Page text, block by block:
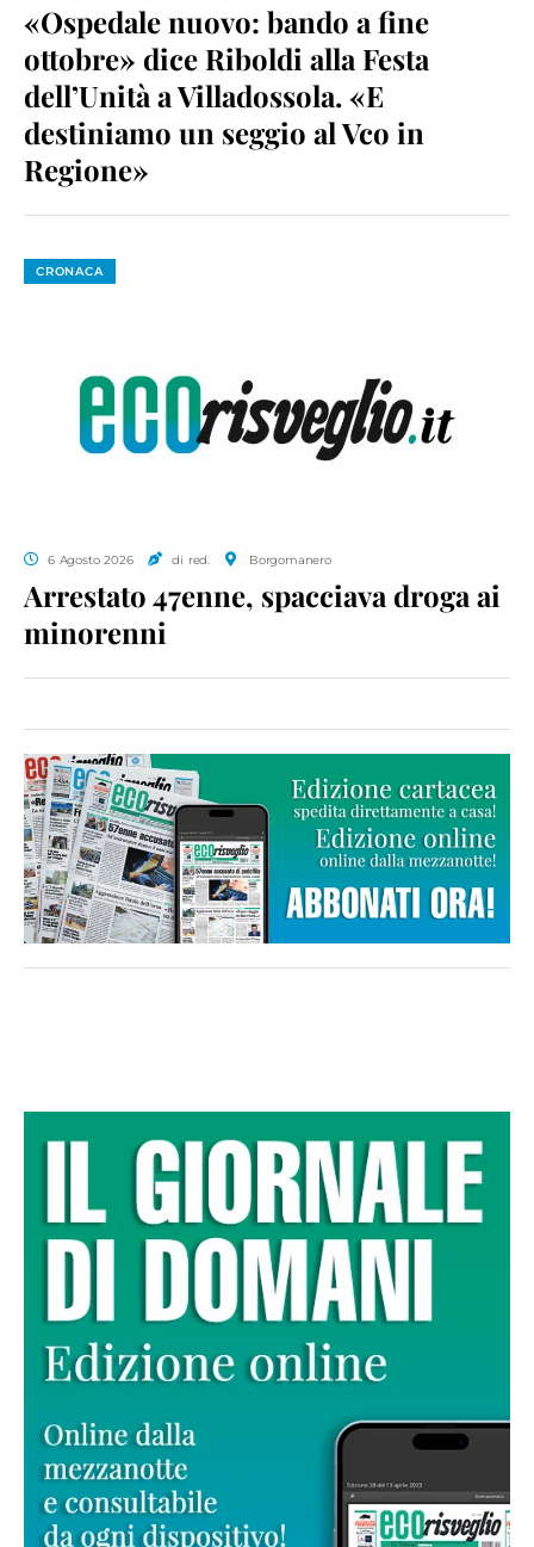
«Ospedale nuovo: bando a fine
ottobre» dice Riboldi alla Festa
dell’Unità a Villadossola. «E
destiniamo un seggio al Vco in
Regione»
CRONACA
6 Agosto 2026 di red. Borgomanero
Arrestato 47enne, spacciava droga ai
minorenni